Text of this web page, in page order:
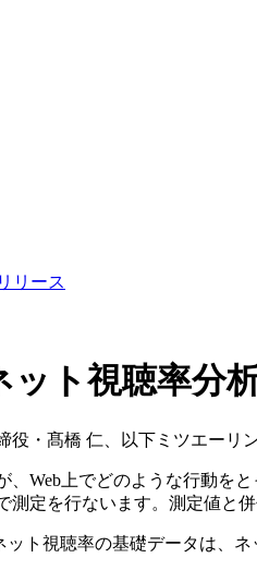
リース
ット視聴率分
・髙橋 仁、以下ミツエーリ
Web上でどのような行動をと
定を行ないます。測定値と
ト視聴率の基礎データは、